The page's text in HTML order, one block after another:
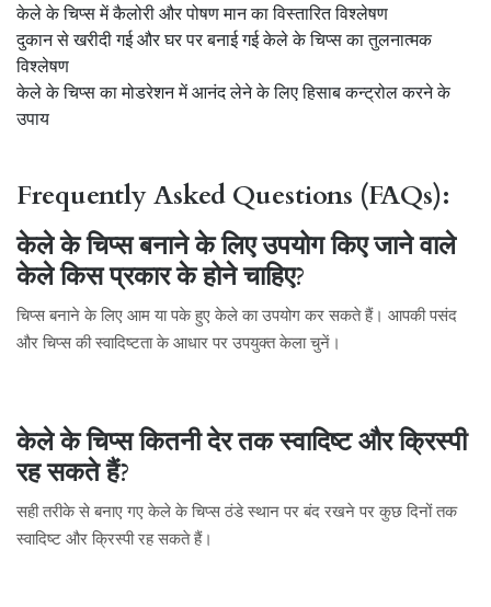
केले के चिप्स में कैलोरी और पोषण मान का विस्तारित विश्लेषण
दुकान से खरीदी गई और घर पर बनाई गई केले के चिप्स का तुलनात्मक
विश्लेषण
केले के चिप्स का मोडरेशन में आनंद लेने के लिए हिसाब कन्ट्रोल करने के
उपाय
Frequently Asked Questions (FAQs):
केले के चिप्स बनाने के लिए उपयोग किए जाने वाले
केले किस प्रकार के होने चाहिए?
चिप्स बनाने के लिए आम या पके हुए केले का उपयोग कर सकते हैं। आपकी पसंद
और चिप्स की स्वादिष्टता के आधार पर उपयुक्त केला चुनें।
केले के चिप्स कितनी देर तक स्वादिष्ट और क्रिस्पी
रह सकते हैं?
सही तरीके से बनाए गए केले के चिप्स ठंडे स्थान पर बंद रखने पर कुछ दिनों तक
स्वादिष्ट और क्रिस्पी रह सकते हैं।